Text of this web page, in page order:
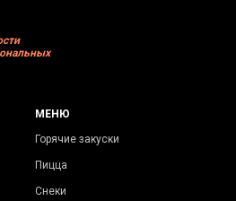
МЕНЮ
Горячие закуски
Пицца
Снеки